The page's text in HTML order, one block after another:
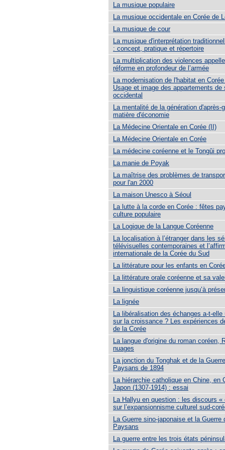
La musique populaire
La musique occidentale en Corée de
La musique de cour
La musique d'interprétation
: concept, pratique et répertoire
La multiplication des violences
réforme en profondeur de l’armée
La modernisation de l'habitat en
Usage et image des appartements de
occidental
La mentalité de la génération d'après-
matière d'économie
La Médecine Orientale en Corée (II)
La Médecine Orientale en Corée
La médecine coréenne et le Tongŭi
La manie de Poyak
La maîtrise des problèmes de
pour l'an 2000
La maison Unesco à Séoul
La lutte à la corde en Corée : fêtes
culture populaire
La Logique de la Langue Coréenne
La localisation à l’étranger dans les
télévisuelles contemporaines et
internationale de la Corée du Sud
La littérature pour les enfants en
La littérature orale coréenne et sa
La linguistique coréenne jusqu’à
La lignée
La libéralisation des échanges a-t-
sur la croissance ? Les expériences
de la Corée
La langue d'origine du roman coréen,
nuages
La jonction du Tonghak et de la
Paysans de 1894
La hiérarchie catholique en Chine, en
Japon (1307-1914) : essai
La Hallyu en question : les discours
sur l’expansionnisme culturel sud-
La Guerre sino-japonaise et la Guerre
Paysans
La guerre entre les trois états